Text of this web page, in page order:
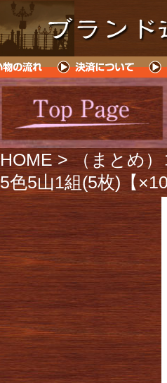
HOME > （まとめ
5色5山1組(5枚)【